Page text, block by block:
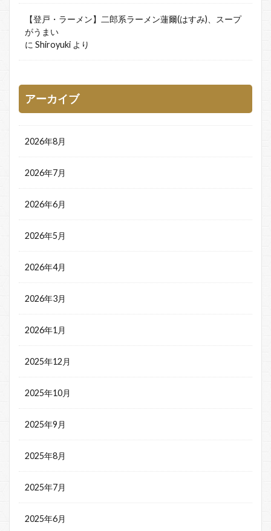
【登戸・ラーメン】二郎系ラーメン蓮爾(はすみ)、スープ
がうまい
に Shiroyuki より
アーカイブ
2026年8月
2026年7月
2026年6月
2026年5月
2026年4月
2026年3月
2026年1月
2025年12月
2025年10月
2025年9月
2025年8月
2025年7月
2025年6月